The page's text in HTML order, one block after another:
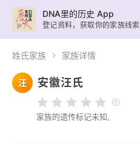
姓氏家族 家族详情
汪 安徽汪氏
家族的遗传标记未知,
DNA里的历史 App
登记资料，获取你的家族线索